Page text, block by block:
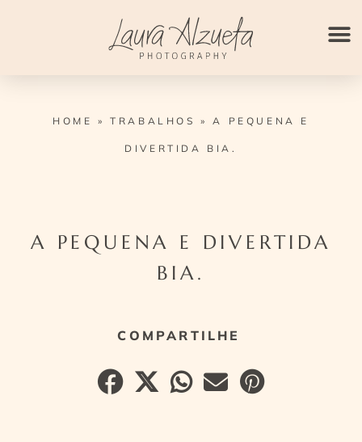
HOME »TRABALHOS »A PEQUENA E
DIVERTIDA BIA.
A PEQUENA E DIVERTIDA
BIA.